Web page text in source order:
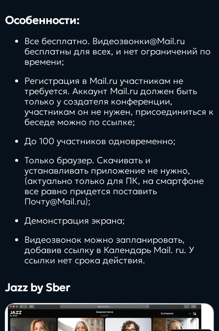
Особенности:
Все бесплатно. Видеозвонки@Mail.ru
бесплатны для всех, и нет ограничений по
времени;
Регистрация в Mail.ru участникам не
требуется. Аккаунт Mail.ru должен быть
только у создателя конференции,
участникам он не нужен, присоединиться к
беседе можно по ссылке;
До 100 участников одновременно;
Только браузер. Скачивать и
устанавливать приложение не нужно,
(актуально только для ПК, на смартфоне
все равно придется поставить
Почту@Mail.ru);
Демонстрация экрана;
Видеозвонок можно запланировать,
добавив ссылку в Календарь Mail. ru. У
ссылки нет срока действия.
Jazz by Sber